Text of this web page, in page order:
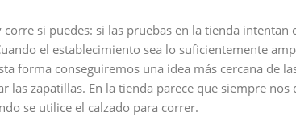
corre si puedes: si las pruebas en la tienda intentan
el establecimiento sea lo suficientemente
forma conseguiremos una idea más cercana de
las zapatillas. En la tienda parece que siempre
se utilice el calzado para correr.